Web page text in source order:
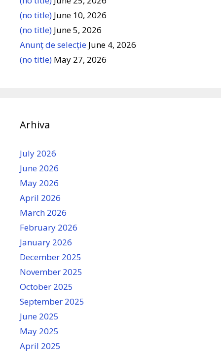
(no title) June 10, 2026
(no title) June 5, 2026
Anunț de selecție June 4, 2026
(no title) May 27, 2026
Arhiva
July 2026
June 2026
May 2026
April 2026
March 2026
February 2026
January 2026
December 2025
November 2025
October 2025
September 2025
June 2025
May 2025
April 2025